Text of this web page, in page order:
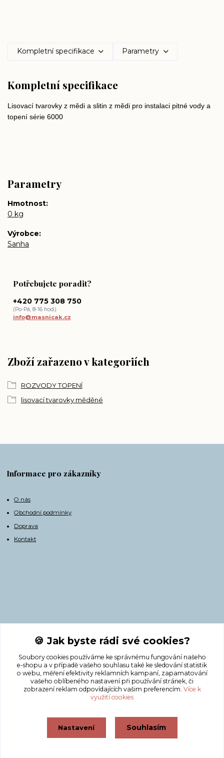
Kompletní specifikace Parametry
Kompletní specifikace
Lisovací tvarovky z mědi a slitin z mědi pro instalaci pitné vody a
topení série 6000
Parametry
Hmotnost
0 kg
Výrobce
Sanha
Zboží zařazeno v kategoriích
ROZVODY TOPENÍ
lisovací tvarovky měděné
Potřebujete poradit?
+420 775 308 750
(Po-Pá, 8-16 hod.)
info@masnicak.cz
Informace pro zákazníky
O nás
Obchodní podmínky
Doprava
Kontakt
Kontakty
+420 775 308 750
info@masnicak.cz
🍪 Jak byste rádi své cookies?
Soubory cookies používáme ke správnému fungování našeho
e-shopu a v případě vašeho souhlasu také ke sledování statistik
o webu, měření efektivity reklamních kampaní, zapamatování
vašeho oblíbeného nastavení při používání stránek, či
zobrazení reklam odpovídajících vašim preferencím. Více k
využití cookies
Nastavení Souhlasím